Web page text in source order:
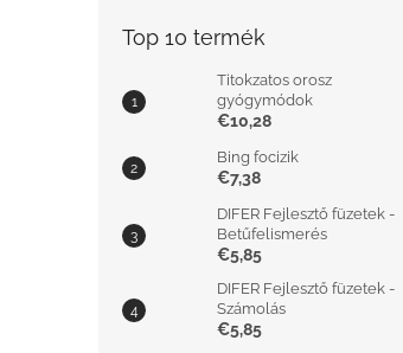
Top 10 termék
Titokzatos orosz
gyógymódok
€10,28
Bing focizik
€7,38
DIFER Fejlesztő füzetek -
Betűfelismerés
€5,85
DIFER Fejlesztő füzetek -
Számolás
€5,85